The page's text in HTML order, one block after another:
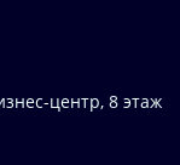
центр, 8 этаж